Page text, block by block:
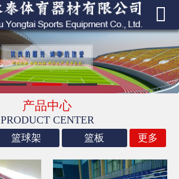
 网站首页
产品中心
新闻中心
荣誉资质

产品中心
PRODUCT CENTER
篮球架 篮板 更多